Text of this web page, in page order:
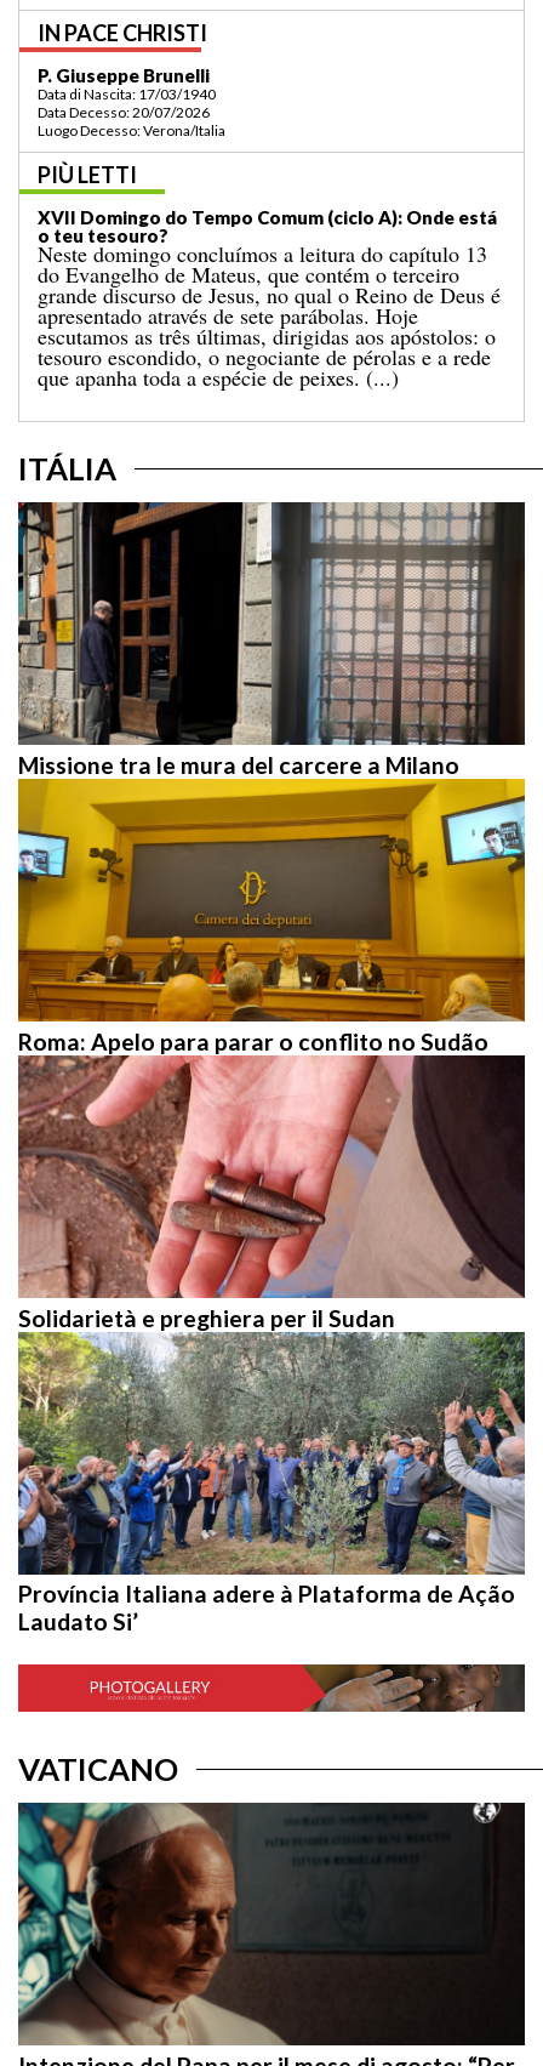
IN PACE CHRISTI
P. Bruno Bordonali
Data di Nascita: 01/07/1942
Data Decesso: 13/07/2026
Luogo Decesso: Verona /Italia
PIÙ LETTI
XIX Domingo do Tempo Comum (ciclo A): “Ordena-
me que vá ter contigo!”
O Evangelho do domingo passado narrava-nos o
milagre da multiplicação dos pães para uma grande
multidão, num lugar deserto, que terminou com a
recolha de doze cestos cheios de sobras. A esse
acontecimento segue-se o conhecido episódio de
hoje, no qual Jesus caminha sobre o mar. [...]
ITÁLIA
Missione tra le mura del carcere a Milano
Roma: Apelo para parar o conflito no Sudão
Solidarietà e preghiera per il Sudan
Província Italiana adere à Plataforma de Ação
Laudato Si’
Intenzione del Papa per il mese di agosto: “Per